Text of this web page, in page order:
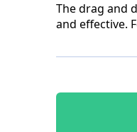
The drag and
and effective.